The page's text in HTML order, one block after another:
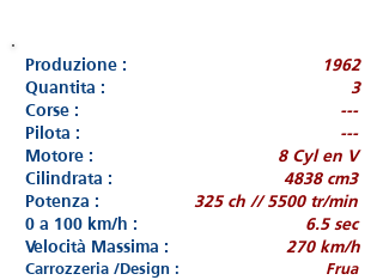
Produzione :
1962
Quantita :
3
Corse :
---
Pilota :
---
Motore :
8 Cyl en V
Cilindrata :
4838 cm3
Potenza :
325 ch // 5500 tr/min
0 a 100 km/h :
6.5 sec
Velocità Massima :
270 km/h
Carrozzeria /Design : Frua